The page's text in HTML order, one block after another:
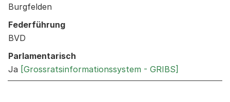
Burgfelden
Federführung
BVD
Parlamentarisch
Ja [Grossratsinformationssystem - GRIBS]